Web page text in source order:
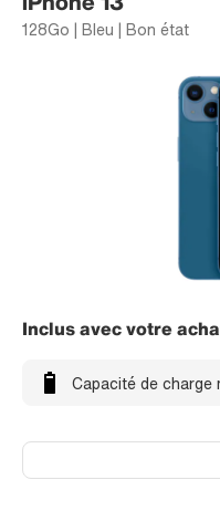
128Go | Bleu | Bon état
Inclus avec votre
Capacité de charge